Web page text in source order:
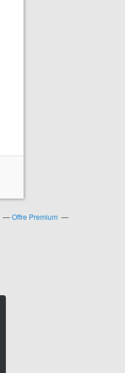
Offre Premium